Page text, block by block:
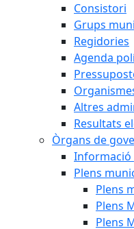
Consistori
Grups
Regidories
Agenda
Altres
Resultats
Òrgans de
Informació
Plens
Plens
Plens
Plens